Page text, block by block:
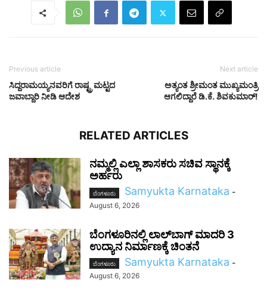
Previous article
ಸಿದ್ದರಾಮಯ್ಯನವರಿಗೆ ರಾಷ್ಟ್ರ ಮಟ್ಟದ
ಜವಾಬ್ದಾರಿ ನೀಡಿ ಆದೇಶ
Next article
ಅತ್ಯಂತ ಶ್ರೀಮಂತ ಮುಖ್ಯಮಂತ್ರಿ
ಆಗಲಿದ್ದಾರೆ ಡಿ.ಕೆ. ಶಿವಕುಮಾರ್!
RELATED ARTICLES
ನಮ್ಮಲ್ಲಿ ಎಲ್ಲಾ ಶಾಸಕರು ಸಚಿವ ಸ್ಥಾನಕ್ಕೆ
ಅರ್ಹರು
ಬೆಂಗಳೂರು Samyukta Karnataka -
August 6, 2026
ಬೆಂಗಳೂರಿನಲ್ಲಿ ಲಾಲ್‌ಬಾಗ್ ಮಾದರಿ 3
ಉದ್ಯಾನ ನಿರ್ಮಾಣಕ್ಕೆ ಚಿಂತನೆ
ಬೆಂಗಳೂರು Samyukta Karnataka -
August 6, 2026